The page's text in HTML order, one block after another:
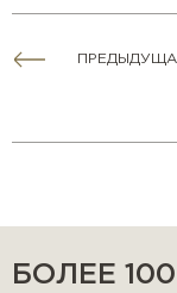
БОЛЕЕ